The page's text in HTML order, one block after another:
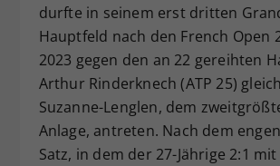
durfte in seinem erst dritten
Hauptfeld nach den French Open
2023 gegen den an 22 gereihten
Arthur Rinderknech (ATP 25)
Suzanne-Lenglen, dem
Anlage, antreten. Nach dem
Satz, in dem der 27-Jährige 2:1